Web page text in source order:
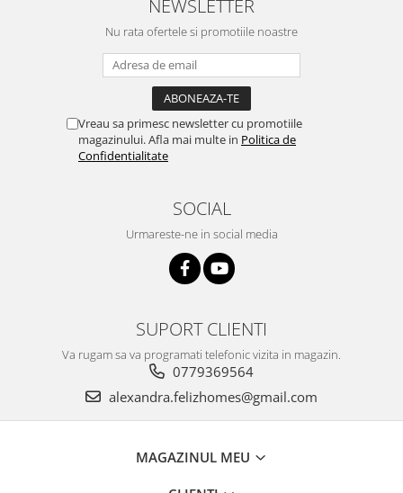
NEWSLETTER
Nu rata ofertele si promotiile noastre
Vreau sa primesc newsletter cu promotiile
magazinului. Afla mai multe in Politica de
Confidentialitate
SOCIAL
Urmareste-ne in social media
SUPORT CLIENTI
Va rugam sa va programati telefonic vizita in magazin.
0779369564
alexandra.felizhomes@gmail.com
MAGAZINUL MEU